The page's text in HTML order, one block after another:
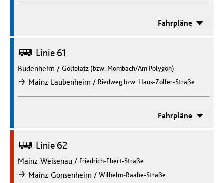
Fahrpläne
Bus Linie 61
Budenheim / Golfplatz (bzw. Mombach/Am Polygon)
nachMainz-Laubenheim / Riedweg bzw. Hans-Zöller-Straße
Fahrpläne
Bus Linie 62
Mainz-Weisenau / Friedrich-Ebert-Straße
nachMainz-Gonsenheim / Wilhelm-Raabe-Straße